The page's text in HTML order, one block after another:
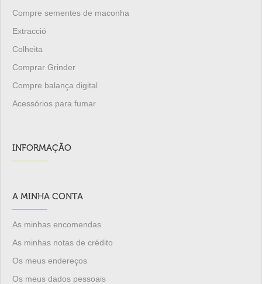
Compre sementes de maconha
Extracció
Colheita
Comprar Grinder
Compre balança digital
Acessórios para fumar
INFORMAÇÃO
A MINHA CONTA
As minhas encomendas
As minhas notas de crédito
Os meus endereços
Os meus dados pessoais